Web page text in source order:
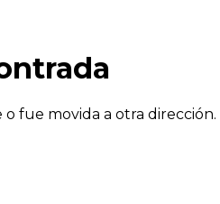
o fue movida a otra dirección.